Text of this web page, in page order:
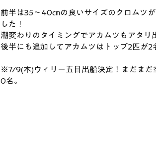
前半は35～40㎝の良いサイズのクロムツ
した！
潮変わりのタイミングでアカムツもアタリ
後半にも追加してアカムツはトップ2匹が2
※7/9(木)ウィリー五目出船決定！まだまだ
0名。